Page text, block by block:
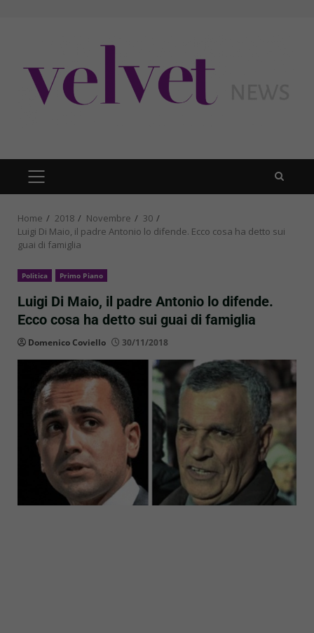
PRIMARY
MENU
Home 2018 Novembre
30
Luigi Di Maio, il padre Antonio lo difende. Ecco cosa ha detto sui
guai di famiglia
Politica Primo Piano
Luigi Di Maio, il padre Antonio lo difende.
Ecco cosa ha detto sui guai di famiglia
Domenico Coviello 30/11/2018